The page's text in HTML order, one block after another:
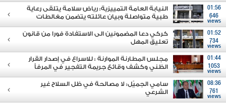
01:56
646
views
النيابة العامة التمييزية: رياض سلامة يتلقى رعاية
طبية متواصلة وبيان عائلته يتضمن مغالطات
01:52
734
views
كركي دعا المضمونين الى الاستفادة فورا من قانون
تعليق المهل
01:44
1053
views
مجلس المطارنة الموارنة : للاسراع في إصدار القرار
الظني وكشف وقائع جريمة التفجير في المرفأ
08:36
761
views
سامي الجميّل: لا مصالحة في ظل السلاح غير
الشرعي